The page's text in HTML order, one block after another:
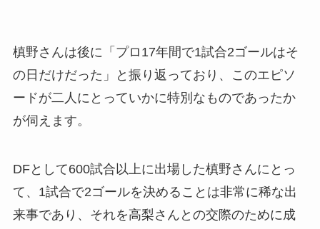
槙野さんは後に「プロ17年間で1試合2ゴールはそ
の日だけだった」と振り返っており、このエピソ
ードが二人にとっていかに特別なものであったか
が伺えます。
DFとして600試合以上に出場した槙野さんにとっ
て、1試合で2ゴールを決めることは非常に稀な出
来事であり、それを高梨さんとの交際のために成